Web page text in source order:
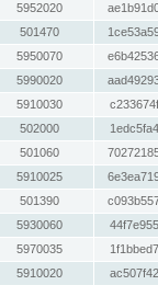
5952020
501470
5950070
5990020
5910030
502000
501060
5910025
501390
5930060
5970035
5910020